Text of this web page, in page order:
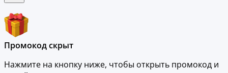
Промокод скрыт
Нажмите на кнопку ниже, чтобы открыть промокод и